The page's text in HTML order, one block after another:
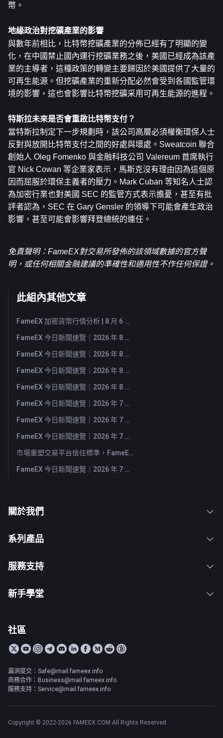
幣。
地緣政治對挖礦產業的影響
與數年前相比，比特幣挖礦產業的分佈已經有了明顯的變
化，在中國禁止國內運行挖礦業務之後，美國已經成為該產
業的主導者，這種政策的轉變主要歸因於美國提供了大量的
可再生能源。但挖礦產業的重新分配必然會受到各國監管環
境的影響，這也會影響比特幣挖礦采用可再生能源的進程。
特斯拉未來是否會重啟比特幣支付？
當特斯拉制定下一步規劃時，該公司高層必須權衡環保人士
反對與放開比特幣支付之間的好處與壞處。Sweatcoin 聯合
創始人 Oleg Fomenko 與金融科技公司 Valereum 首席執行
官 Nick Cowan 等企業家表示，馬斯克沒有理由因為這個原
因而屈服於環保主義者的壓力。Mark Cuban 等知名人士認
為加密行業也對美國 SEC 的監管方式表示擔憂，甚至有批
評者認為，SEC 在 Gary Gensler 的領導下可能會產生政治
影響，甚至可能會影響拜登總統的連任。
免責聲明：FameEX對交易所發佈的該領域數據的官方聲
明，或任何相關金融建議的準確性和適用性不作任何保證。
此組內其他文章
FameEX 加密貨幣行情分析 | 8 月 6 日, 2026
FameEX 今日新聞速覽｜2026 年 8 月 6 日
FameEX 今日新聞速覽｜2026 年 8 月 5 日
FameEX 今日新聞速覽｜2026 年 8 月 4 日
FameEX 今日新聞速覽｜2026 年 8 月 3 日
FameEX 今日新聞速覽｜2026 年 7 月 31 日
FameEX 今日新聞速覽｜2026 年 7 月 30 日
FameEX 今日新聞速覽｜2026 年 7 月 29 日
市場重塑交易平台信任標準，FameEX 以八年穩健營運持續服務全球用戶
FameEX 今日新聞速覽｜2026 年 7 月 28 日
關於我們
系列產品
服務支持
新手學堂
社區
漏洞提交：Safe@mail.fameex.info
商務合作：Business@mail.fameex.info
服務支持：Service@mail.fameex.info
Copyright © 2022-2026 FAMEEX.COM All Rights Reserved